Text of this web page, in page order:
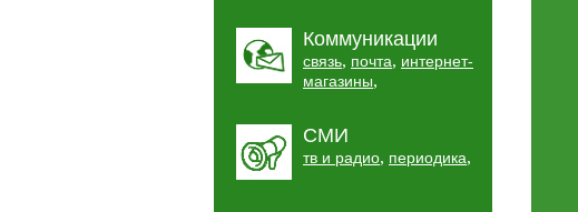
Коммуникации
связь, почта, интернет-
магазины,
СМИ
тв и радио, периодика,